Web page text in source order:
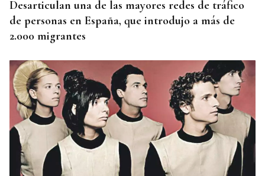
Desarticulan una de las mayores redes de tráfico
de personas en España, que introdujo a más de
2.000 migrantes